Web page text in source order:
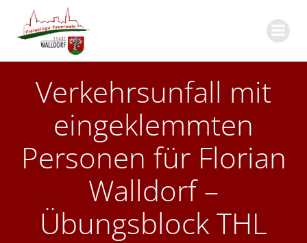
Verkehrsunfall mit
eingeklemmten
Personen für Florian
Walldorf –
Übungsblock THL